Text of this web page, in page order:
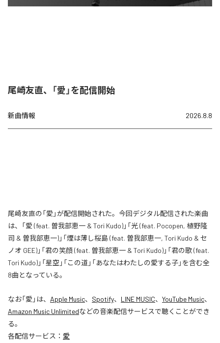
尾崎友直、「愛」を配信開始
新曲情報 2026.8.8
尾崎友直の「愛」が配信開始された。今回デジタル配信された楽曲
は、「愛 (feat. 曽我部恵一 & Tori Kudo)」「光 (feat. Pocopen, 植野隆
司 & 曽我部恵一)」「煙は薄し桜島 (feat. 曽我部恵一, Tori Kudo & セ
ノオ GEE)」「君の笑顔 (feat. 曽我部恵一 & Tori Kudo)」「君の歌 (feat.
Tori Kudo)」「星空」「この道」「あなたはわたしの愛する子」を含む全
8曲となっている。
なお「愛 」は、 Apple Music、 Spotify、 LINE MUSIC、 YouTube Music、
Amazon Music Unlimitedなどの音楽配信サービスで聴くことができ
る。
各配信サービス： 愛